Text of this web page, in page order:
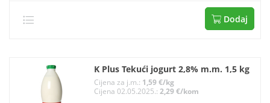
Dodaj
K Plus Tekući jogurt 2,8% m.m. 1,5 kg
Cijena za j.m.: 1,59 €/kg
Cijena 02.05.2025.: 2,29 €/kom